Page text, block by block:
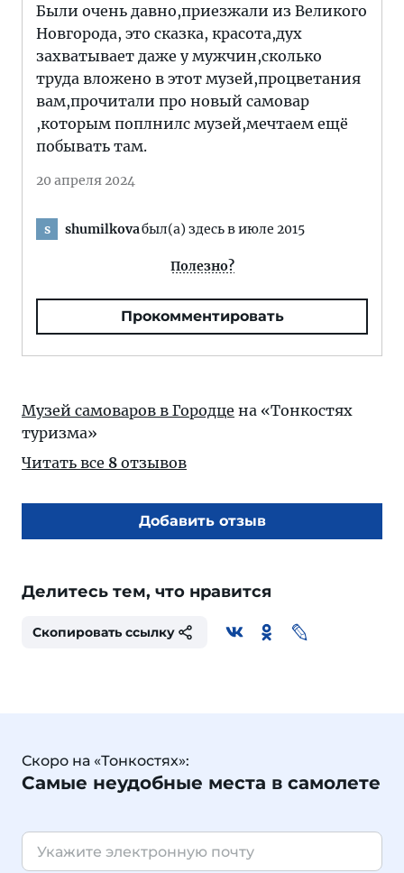
Были очень давно,приезжали из Великого
Новгорода, это сказка, красота,дух
захватывает даже у мужчин,сколько
труда вложено в этот музей,процветания
вам,прочитали про новый самовар
,которым поплнилс музей,мечтаем ещё
побывать там.
20 апреля 2024
s shumilkovaбыл(а) здесь в июле 2015
Полезно?
Прокомментировать
Музей самоваров в Городце на «Тонкостях
туризма»
Читать все 8 отзывов
Добавить отзыв
Делитесь тем, что нравится
Скопировать ссылку
Скоро на «Тонкостях»:
Самые неудобные места в самолете